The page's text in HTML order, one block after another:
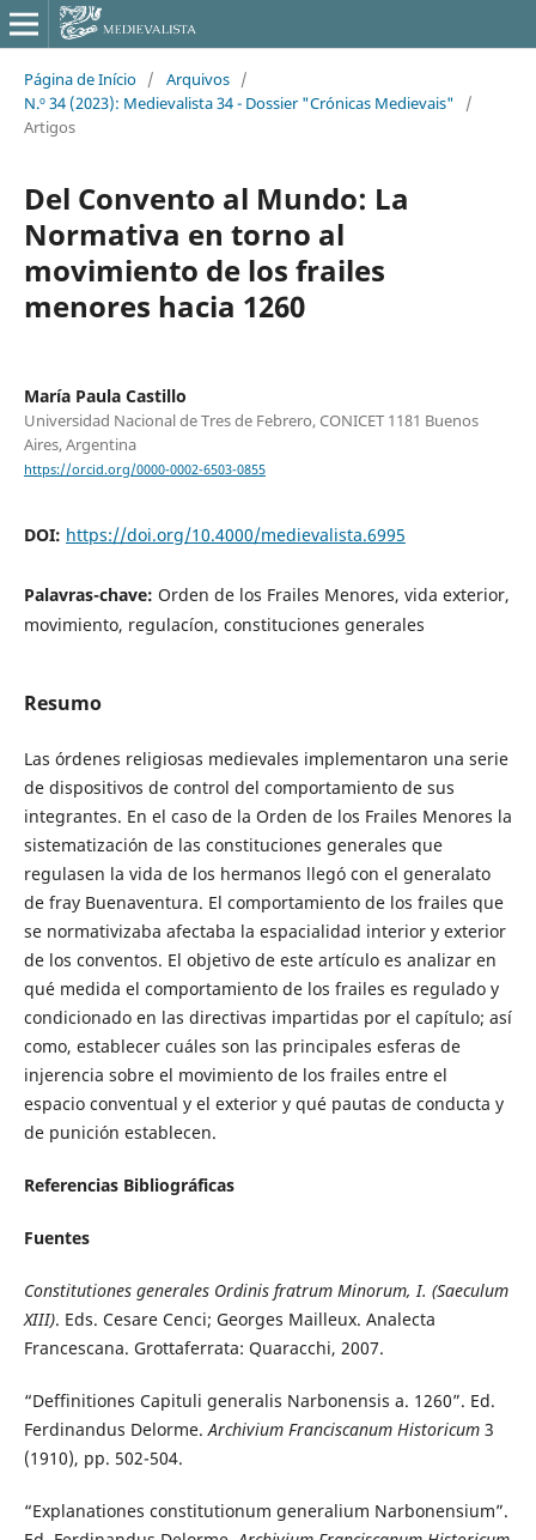
Página de Início / Arquivos /
N.º 34 (2023): Medievalista 34 - Dossier "Crónicas Medievais"
/
Artigos
Del Convento al Mundo: La
Normativa en torno al
movimiento de los frailes
menores hacia 1260
María Paula Castillo
Universidad Nacional de Tres de Febrero, CONICET 1181 Buenos
Aires, Argentina
https://orcid.org/0000-0002-6503-0855
DOI: https://doi.org/10.4000/medievalista.6995
Palavras-chave: Orden de los Frailes Menores, vida exterior,
movimiento, regulacíon, constituciones generales
Resumo
Las órdenes religiosas medievales implementaron una serie
de dispositivos de control del comportamiento de sus
integrantes. En el caso de la Orden de los Frailes Menores la
sistematización de las constituciones generales que
regulasen la vida de los hermanos llegó con el generalato
de fray Buenaventura. El comportamiento de los frailes que
se normativizaba afectaba la espacialidad interior y exterior
de los conventos. El objetivo de este artículo es analizar en
qué medida el comportamiento de los frailes es regulado y
condicionado en las directivas impartidas por el capítulo; así
como, establecer cuáles son las principales esferas de
injerencia sobre el movimiento de los frailes entre el
espacio conventual y el exterior y qué pautas de conducta y
de punición establecen.
Referencias Bibliográficas
Fuentes
Constitutiones generales Ordinis fratrum Minorum, I. (Saeculum
XIII). Eds. Cesare Cenci; Georges Mailleux. Analecta
Francescana. Grottaferrata: Quaracchi, 2007.
“Deffinitiones Capituli generalis Narbonensis a. 1260”. Ed.
Ferdinandus Delorme.Archivium Franciscanum Historicum3
(1910), pp. 502-504.
“Explanationes constitutionum generalium Narbonensium”.